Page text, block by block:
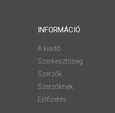
INFORMÁCIÓ
A kiadó
Szerkesztőség
Szerzők
Szerzőknek
Előfizetés